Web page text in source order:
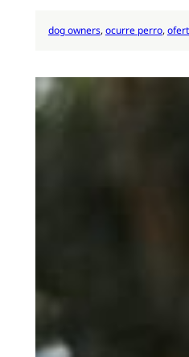
dog owners, ocurre perro,